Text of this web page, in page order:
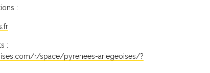
:
:
r/space/pyrenees-ariegeoises/?